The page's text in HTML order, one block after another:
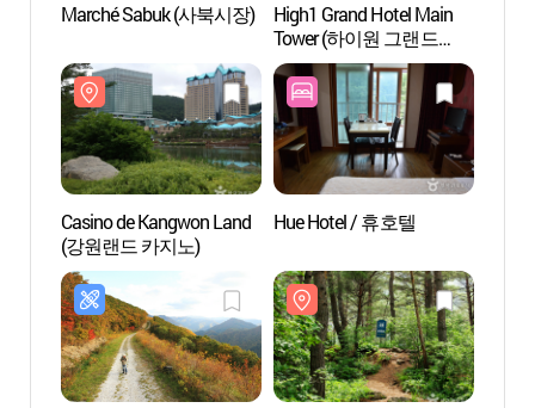
Marché Sabuk (사북시장)
High1 Grand Hotel Main
Tower (하이원 그랜드
호텔 메인타워(구
강원랜드호텔))
Casino de Kangwon Land
(강원랜드 카지노)
Hue Hotel / 휴호텔